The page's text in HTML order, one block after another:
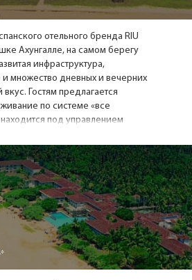
отельного бренда RIU
Ахунгалле, на самом берегу
инфраструктура,
и множество дневных и вечерних
Гостям предлагается
по системе «все
под управлением
и ценителям хорошего "всё